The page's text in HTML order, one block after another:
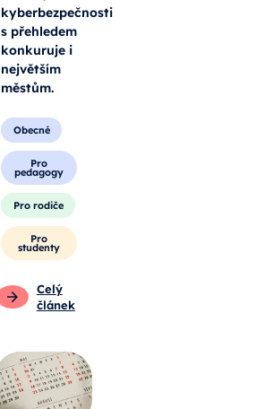
kyberbezpečnosti
s přehledem
konkuruje i
největším
městům.
Obecné
Pro
pedagogy
Pro rodiče
Pro
studenty
Celý
článek